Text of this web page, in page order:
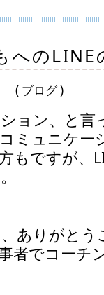
への
( ブログ )
ョン、と言
ミュニケー
もですが、
ありがとう
者でコーチ